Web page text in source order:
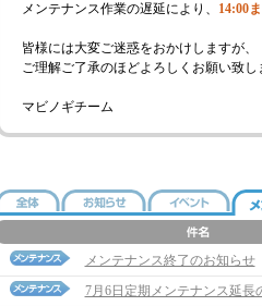
メンテナンス作業の遅延により、
14:00
皆様には大変ご迷惑をおかけしますが、
ご理解ご了承のほどよろしくお願い致し
マビノギチーム
メンテナンス終了のお知らせ
7月6日定期メンテナンス延長